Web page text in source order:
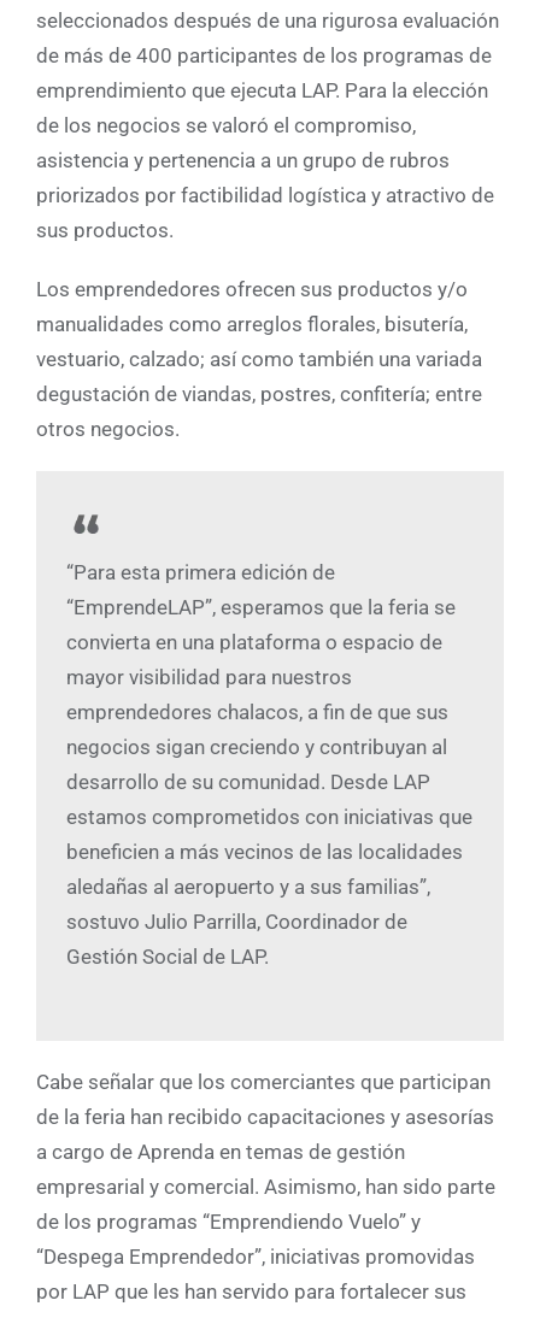
seleccionados después de una rigurosa evaluación
de más de 400 participantes de los programas de
emprendimiento que ejecuta LAP. Para la elección
de los negocios se valoró el compromiso,
asistencia y pertenencia a un grupo de rubros
priorizados por factibilidad logística y atractivo de
sus productos.
Los emprendedores ofrecen sus productos y/o
manualidades como arreglos florales, bisutería,
vestuario, calzado; así como también una variada
degustación de viandas, postres, confitería; entre
otros negocios.
“Para esta primera edición de
“EmprendeLAP”, esperamos que la feria se
convierta en una plataforma o espacio de
mayor visibilidad para nuestros
emprendedores chalacos, a fin de que sus
negocios sigan creciendo y contribuyan al
desarrollo de su comunidad. Desde LAP
estamos comprometidos con iniciativas que
beneficien a más vecinos de las localidades
aledañas al aeropuerto y a sus familias”,
sostuvo Julio Parrilla, Coordinador de
Gestión Social de LAP.
Cabe señalar que los comerciantes que participan
de la feria han recibido capacitaciones y asesorías
a cargo de Aprenda en temas de gestión
empresarial y comercial. Asimismo, han sido parte
de los programas “Emprendiendo Vuelo” y
“Despega Emprendedor”, iniciativas promovidas
por LAP que les han servido para fortalecer sus